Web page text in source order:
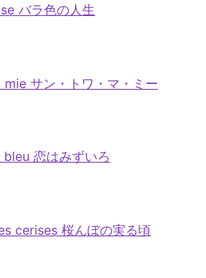
バラ色の人生
サン・トワ・マ・ミー
恋はみずいろ
cerises 桜んぼの実る頃